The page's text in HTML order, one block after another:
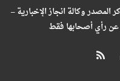
وكالة انجاز الإخبارية –
عن رأي أصحابها فقط